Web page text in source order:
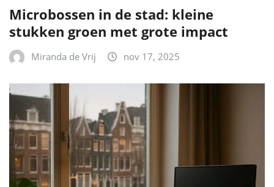
Microbossen in de stad: kleine
stukken groen met grote impact
Miranda de Vrij nov 17, 2025